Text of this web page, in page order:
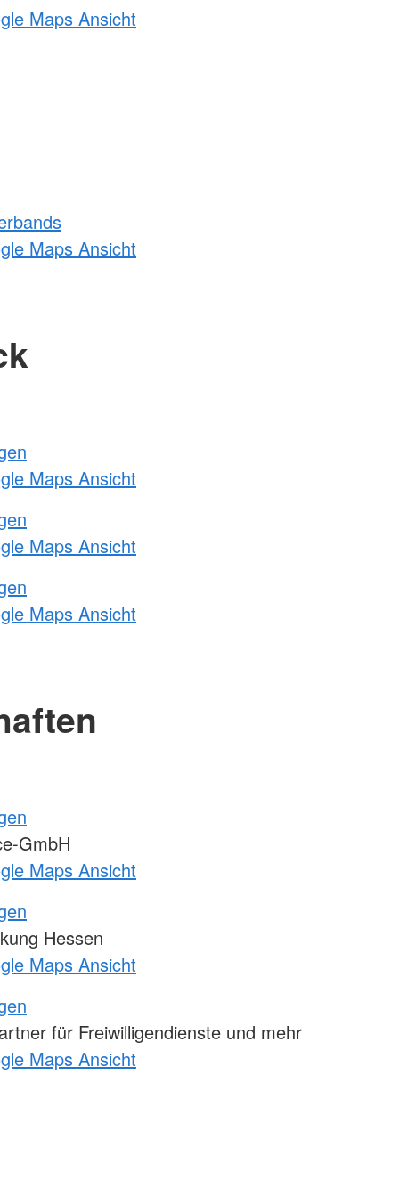
Maps Ansicht
Maps Ansicht
Maps Ansicht
Maps Ansicht
Maps Ansicht
GmbH
Maps Ansicht
Hessen
Maps Ansicht
für Freiwilligendienste und mehr
Maps Ansicht